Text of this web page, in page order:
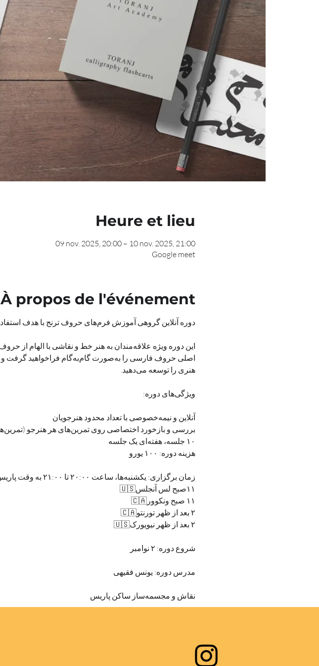
Heure et lieu
09 nov. 2025, 20:00 – 10 nov. 2025, 21:00
Google meet
À propos de l'événement
دوره آنلاین گروهی آموزش فرم‌های حروف ترنج با هدف استفاده در نقاشی
هنری را توسعه می‌دهید.
ویژگی‌های دوره:
آنلاین و نیمه‌خصوصی با تعداد محدود هنرجویان
بررسی و بازخورد اختصاصی روی تمرین‌های هر هنرجو (تمرین‌ها به صورت PDF برای مدرس ارسال می‌شوند)
۱۰ جلسه، هفته‌ای یک جلسه
هزینه دوره: ۱۰۰ یورو
زمان برگزاری: یکشنبه‌ها، ساعت ۲۰:۰۰ تا ۲۱:۰۰ به وقت پاریس🇫🇷
۱۱صبح لس آنجلس🇺🇸
۱۱ صبح ونکوور🇨🇦
۲ بعد از ظهر تورنتو🇨🇦
۲ بعد از ظهر نیویورک🇺🇸
شروع دوره: ۲ نوامبر
مدرس دوره: یونس فقیهی
نقاش و مجسمه‌ساز ساکن پاریس